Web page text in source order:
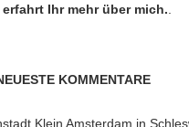
erfahrt Ihr mehr über mich.
KOMMENTARE
Klein Amsterdam in